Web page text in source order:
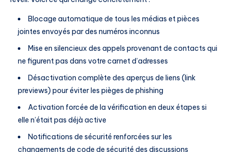
Blocage automatique de tous les médias et pièces
jointes envoyés par des numéros inconnus
Mise en silencieux des appels provenant de contacts qui
ne figurent pas dans votre carnet d’adresses
Désactivation complète des aperçus de liens (link
previews) pour éviter les pièges de phishing
Activation forcée de la vérification en deux étapes si
elle n’était pas déjà active
Notifications de sécurité renforcées sur les
changements de code de sécurité des discussions